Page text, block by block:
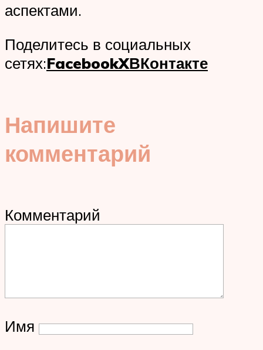
аспектами.
Поделитесь в социальных
сетях:FacebookXВКонтакте
Напишите
комментарий
Комментарий
Имя